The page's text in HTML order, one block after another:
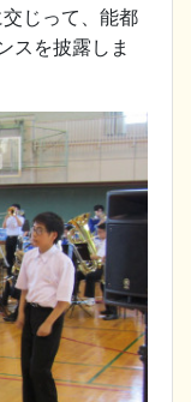
じって、能都
スを披露しま